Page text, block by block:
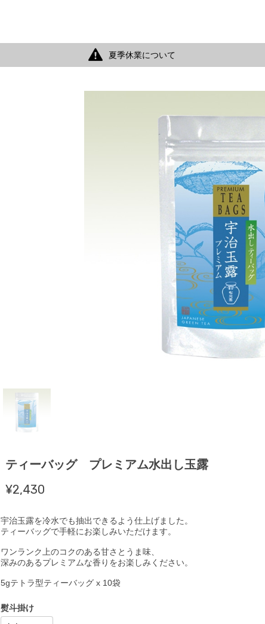
夏季休業について
ティーバッグ プレミアム水出し玉露
¥2,430
宇治玉露を冷水でも抽出できるよう仕上げました。
ティーバッグで手軽にお楽しみいただけます。
ワンランク上のコクのある甘さとうま味、
深みのあるプレミアムな香りをお楽しみください。
5gテトラ型ティーバッグ x 10袋
熨斗掛け